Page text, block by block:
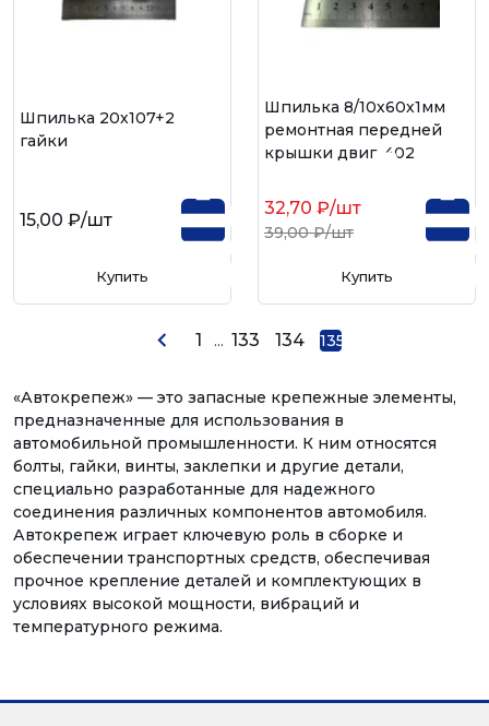
Шпилька 20х107+2
гайки
15,00 ₽/шт
Купить
Шпилька 8/10х60х1мм
ремонтная передней
крышки двиг. 402
32,70 ₽/шт
39,00 ₽/шт
Купить
1 ... 133 134 135
«Автокрепеж» — это запасные крепежные элементы,
предназначенные для использования в
автомобильной промышленности. К ним относятся
болты, гайки, винты, заклепки и другие детали,
специально разработанные для надежного
соединения различных компонентов автомобиля.
Автокрепеж играет ключевую роль в сборке и
обеспечении транспортных средств, обеспечивая
прочное крепление деталей и комплектующих в
условиях высокой мощности, вибраций и
температурного режима.